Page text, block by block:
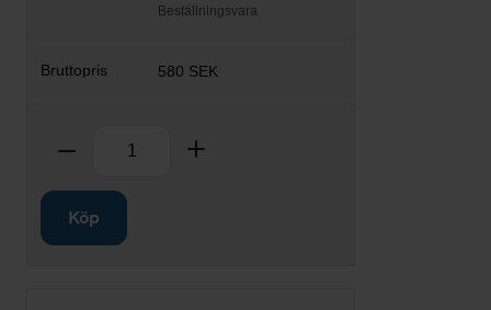
Beställningsvara
580 SEK
Ta bort
Köp